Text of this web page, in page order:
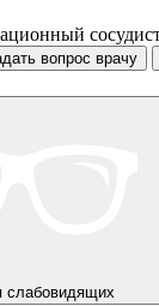
вопрос врачу
слабовидящих